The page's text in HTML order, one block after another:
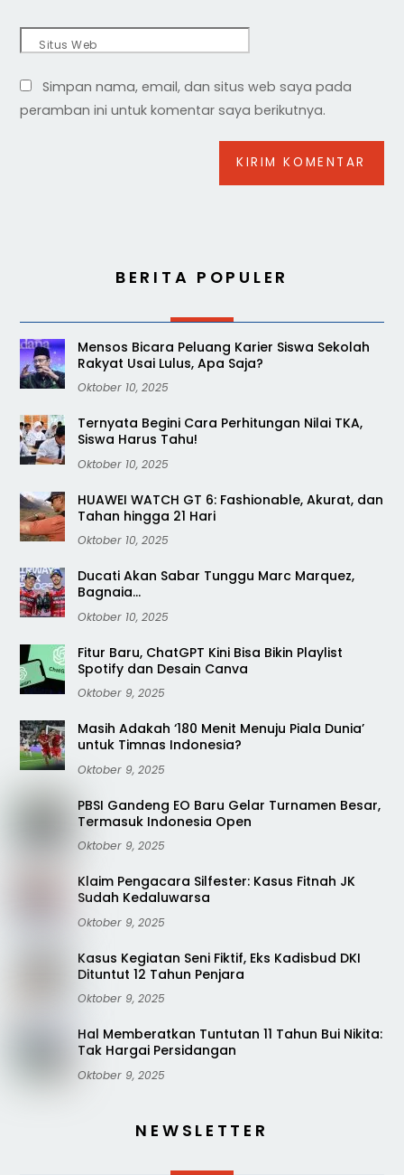
Situs Web
Simpan nama, email, dan situs web saya pada
peramban ini untuk komentar saya berikutnya.
BERITA POPULER
Mensos Bicara Peluang Karier Siswa Sekolah
Rakyat Usai Lulus, Apa Saja?
Oktober 10, 2025
Ternyata Begini Cara Perhitungan Nilai TKA,
Siswa Harus Tahu!
Oktober 10, 2025
HUAWEI WATCH GT 6: Fashionable, Akurat, dan
Tahan hingga 21 Hari
Oktober 10, 2025
Ducati Akan Sabar Tunggu Marc Marquez,
Bagnaia…
Oktober 10, 2025
Fitur Baru, ChatGPT Kini Bisa Bikin Playlist
Spotify dan Desain Canva
Oktober 9, 2025
Masih Adakah ‘180 Menit Menuju Piala Dunia’
untuk Timnas Indonesia?
Oktober 9, 2025
PBSI Gandeng EO Baru Gelar Turnamen Besar,
Termasuk Indonesia Open
Oktober 9, 2025
Klaim Pengacara Silfester: Kasus Fitnah JK
Sudah Kedaluwarsa
Oktober 9, 2025
Kasus Kegiatan Seni Fiktif, Eks Kadisbud DKI
Dituntut 12 Tahun Penjara
Oktober 9, 2025
Hal Memberatkan Tuntutan 11 Tahun Bui Nikita:
Tak Hargai Persidangan
Oktober 9, 2025
NEWSLETTER